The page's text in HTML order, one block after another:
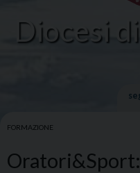
Diocesi
FORMAZIONE